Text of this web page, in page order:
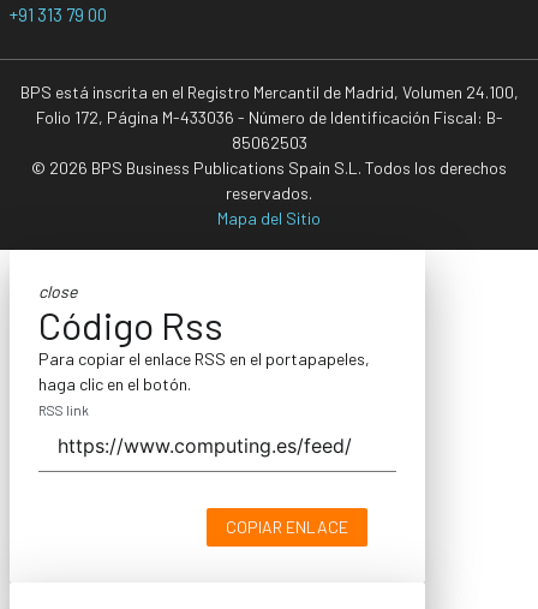
+91 313 79 00
BPS está inscrita en el Registro Mercantil de Madrid, Volumen 24.100,
Folio 172, Página M-433036 - Número de Identificación Fiscal: B-
85062503
© 2026 BPS Business Publications Spain S.L. Todos los derechos
reservados.
Mapa del Sitio
close
Código Rss
Para copiar el enlace RSS en el portapapeles,
haga clic en el botón.
RSS link
COPIAR ENLACE